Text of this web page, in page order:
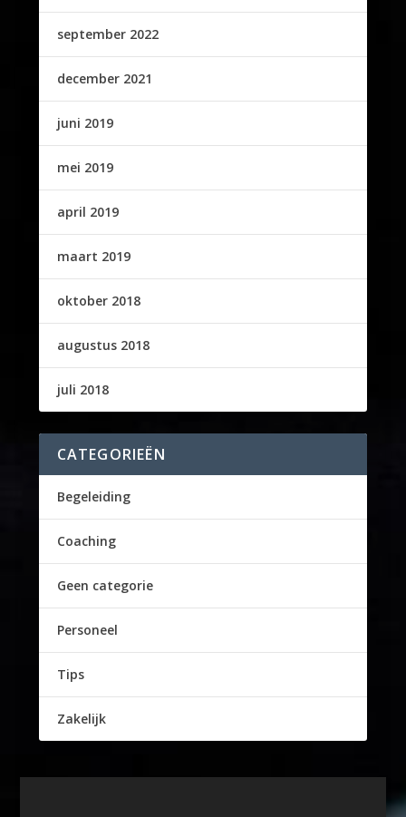
september 2022
december 2021
juni 2019
mei 2019
april 2019
maart 2019
oktober 2018
augustus 2018
juli 2018
CATEGORIEËN
Begeleiding
Coaching
Geen categorie
Personeel
Tips
Zakelijk